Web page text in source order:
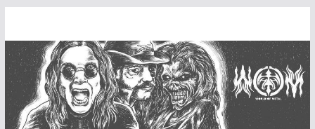
content